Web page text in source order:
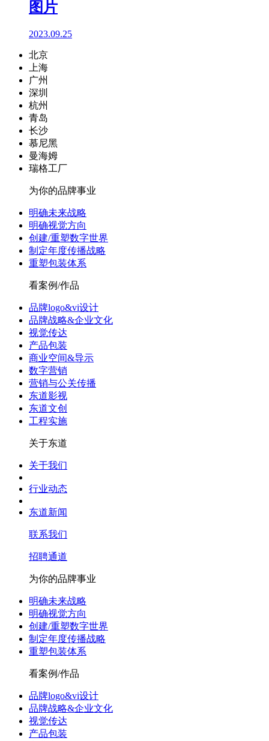
图片
2023.09.25
北京
上海
广州
深圳
杭州
青岛
长沙
慕尼黑
曼海姆
瑞格工厂
为你的品牌事业
明确未来战略
明确视觉方向
创建/重塑数字世界
制定年度传播战略
重塑包装体系
看案例/作品
品牌logo&vi设计
品牌战略&企业文化
视觉传达
产品包装
商业空间&导示
数字营销
营销与公关传播
东道影视
东道文创
工程实施
关于东道
关于我们
行业动态
东道新闻
联系我们
招聘通道
为你的品牌事业
明确未来战略
明确视觉方向
创建/重塑数字世界
制定年度传播战略
重塑包装体系
看案例/作品
品牌logo&vi设计
品牌战略&企业文化
视觉传达
产品包装